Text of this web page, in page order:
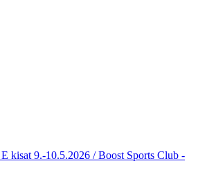
kisat 9.-10.5.2026 / Boost Sports Club -